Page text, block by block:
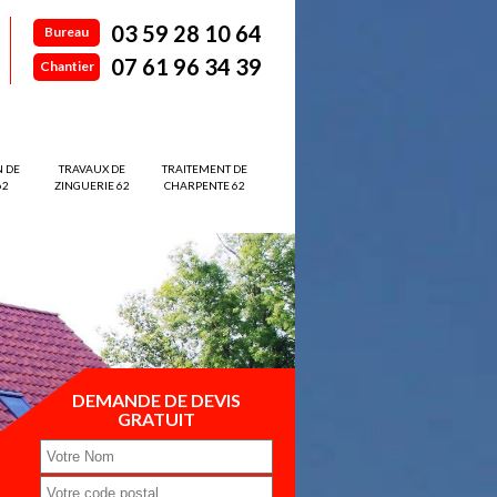
Bureau 03 59 28 10 64
Chantier 07 61 96 34 39
DE
TRAVAUX DE
ZINGUERIE 62
TRAITEMENT DE
CHARPENTE 62
DEMANDE DE DEVIS
GRATUIT